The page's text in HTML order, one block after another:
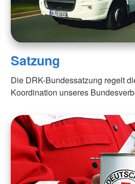
Satzung
Die DRK-Bundessatzung regelt
Koordination unseres